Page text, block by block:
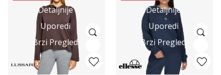
Detaljnije
Uporedi
Brzi Pregled
Detaljnije
Uporedi
Brzi Pregled